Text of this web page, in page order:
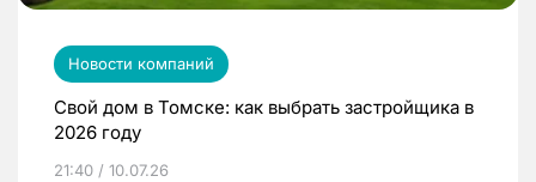
Новости компаний
Свой дом в Томске: как выбрать застройщика в
2026 году
21:40 / 10.07.26